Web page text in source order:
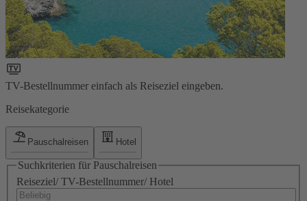
TV-Bestellnummer einfach als Reiseziel eingeben.
Reisekategorie
Pauschalreisen Hotel
Suchkriterien für Pauschalreisen
Reiseziel/ TV-Bestellnummer/ Hotel